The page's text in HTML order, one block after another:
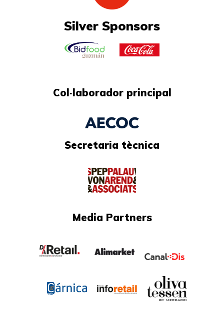
Silver Sponsors
Col·laborador principal
Secretaria tècnica
Media Partners